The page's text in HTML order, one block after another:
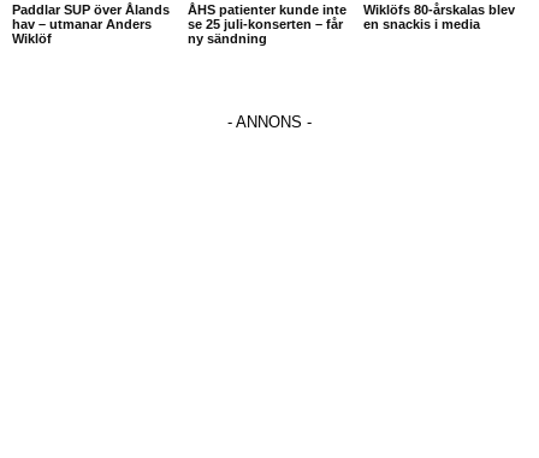
Paddlar SUP över Ålands
hav – utmanar Anders
Wiklöf
ÅHS patienter kunde inte
se 25 juli-konserten – får
ny sändning
Wiklöfs 80-årskalas blev
en snackis i media